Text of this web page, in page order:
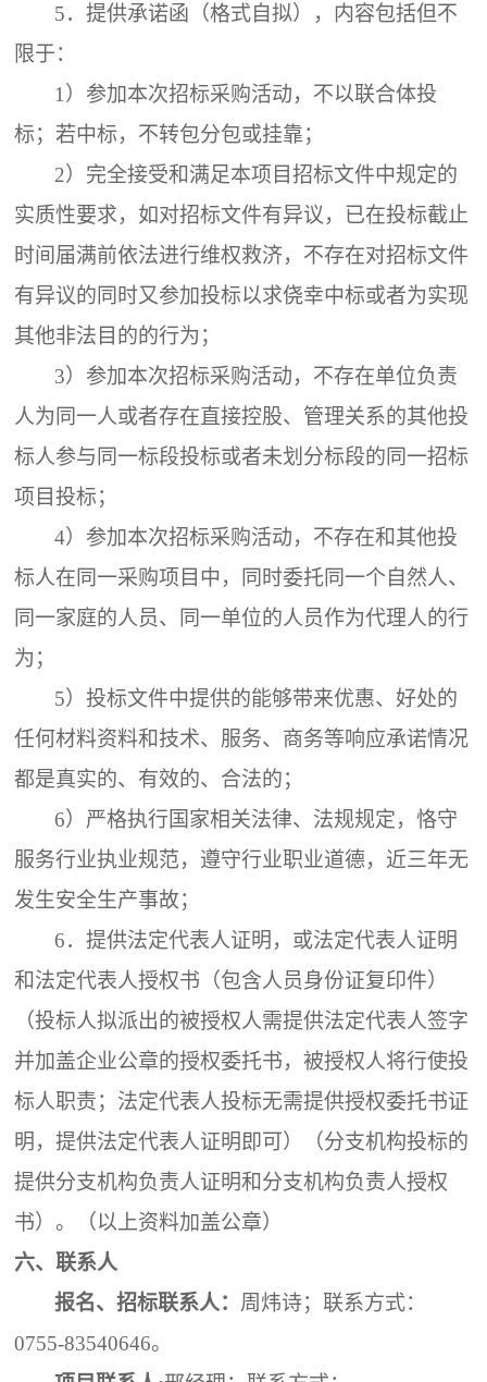
5．提供承诺函（格式自拟），内容包括但不
限于：
1）参加本次招标采购活动，不以联合体投
标；若中标，不转包分包或挂靠；
2）完全接受和满足本项目招标文件中规定的
实质性要求，如对招标文件有异议，已在投标截止
时间届满前依法进行维权救济，不存在对招标文件
有异议的同时又参加投标以求侥幸中标或者为实现
其他非法目的的行为；
3）参加本次招标采购活动，不存在单位负责
人为同一人或者存在直接控股、管理关系的其他投
标人参与同一标段投标或者未划分标段的同一招标
项目投标；
4）参加本次招标采购活动，不存在和其他投
标人在同一采购项目中，同时委托同一个自然人、
同一家庭的人员、同一单位的人员作为代理人的行
为；
5）投标文件中提供的能够带来优惠、好处的
任何材料资料和技术、服务、商务等响应承诺情况
都是真实的、有效的、合法的；
6）严格执行国家相关法律、法规规定，恪守
服务行业执业规范，遵守行业职业道德，近三年无
发生安全生产事故；
6．提供法定代表人证明，或法定代表人证明
和法定代表人授权书（包含人员身份证复印件）
（投标人拟派出的被授权人需提供法定代表人签字
并加盖企业公章的授权委托书，被授权人将行使投
标人职责；法定代表人投标无需提供授权委托书证
明，提供法定代表人证明即可）（分支机构投标的
提供分支机构负责人证明和分支机构负责人授权
书）。（以上资料加盖公章）
六、联系人
报名、招标联系人： 周炜诗； 联系方式：
0755-83540646。